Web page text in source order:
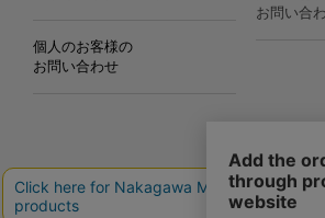
個人のお客様の
お問い合わせ
お問い合